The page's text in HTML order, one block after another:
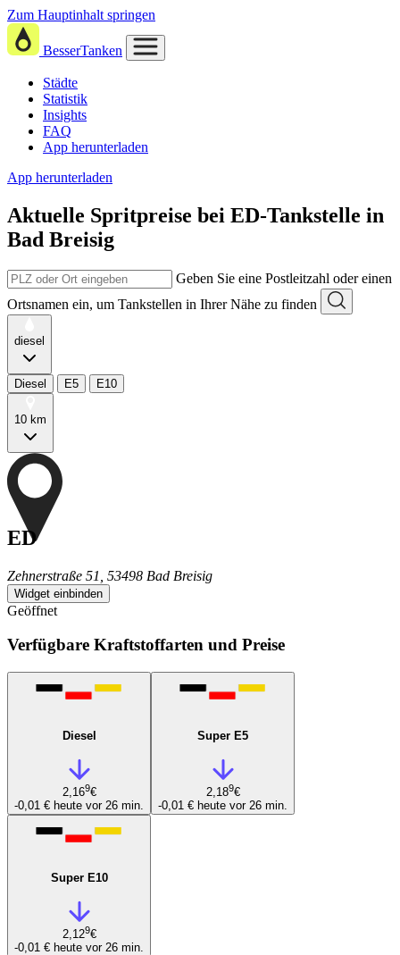
Zum Hauptinhalt springen
BesserTanken
Städte
Statistik
Insights
FAQ
App herunterladen
App herunterladen
Aktuelle Spritpreise bei ED-Tankstelle in
Bad Breisig
Geben Sie eine Postleitzahl oder einen
Ortsnamen ein, um Tankstellen in Ihrer Nähe zu finden
diesel
Diesel E5 E10
10 km
ED
Zehnerstraße 51, 53498 Bad Breisig
Widget einbinden
Geöffnet
Verfügbare Kraftstoffarten und Preise
Diesel
2,169€
-0,01 € heute vor 26 min.
Super E5
2,189€
-0,01 € heute vor 26 min.
Super E10
2,129€
-0,01 € heute vor 26 min.